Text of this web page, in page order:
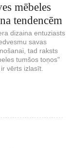
mēbeles
tendencēm
dizaina entuziasts
savas
tad raksts
tumšos toņos"
vērts izlasīt.